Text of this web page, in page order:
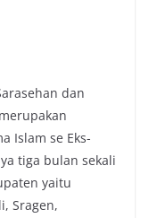
dan
Islam se Eks-
tiga bulan sekali
yaitu
Sragen,